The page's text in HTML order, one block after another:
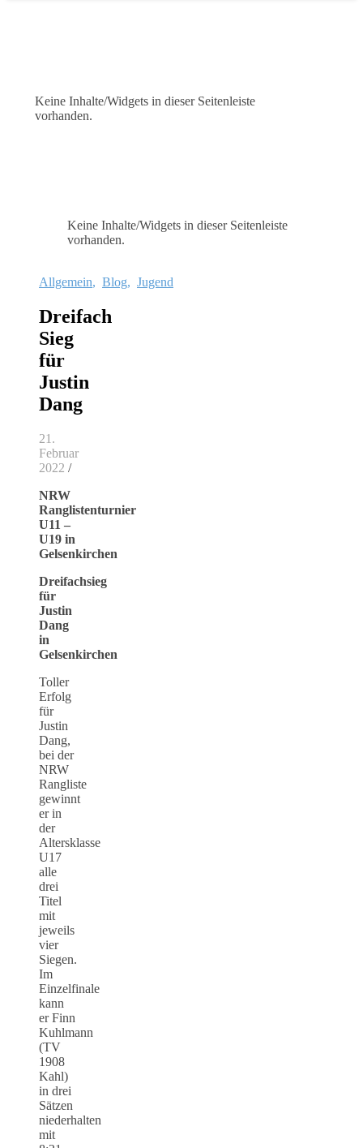
Keine Inhalte/Widgets in dieser Seitenleiste
vorhanden.
Keine Inhalte/Widgets in dieser Seitenleiste
vorhanden.
Allgemein, Blog, Jugend
Dreifach
Sieg
für
Justin
Dang
21.
Februar
2022 /
NRW
Ranglistenturnier
U11 –
U19 in
Gelsenkirchen
Dreifachsieg
für
Justin
Dang
in
Gelsenkirchen
Toller
Erfolg
für
Justin
Dang,
bei der
NRW
Rangliste
gewinnt
er in
der
Altersklasse
U17
alle
drei
Titel
mit
jeweils
vier
Siegen.
Im
Einzelfinale
kann
er Finn
Kuhlmann
(TV
1908
Kahl)
in drei
Sätzen
niederhalten
mit